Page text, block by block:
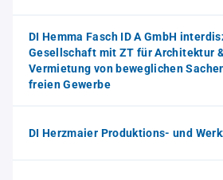
DI Hemma Fasch ID A GmbH
Gesellschaft mit ZT für Architektur
Vermietung von beweglichen
freien Gewerbe
DI Herzmaier Produktions- und